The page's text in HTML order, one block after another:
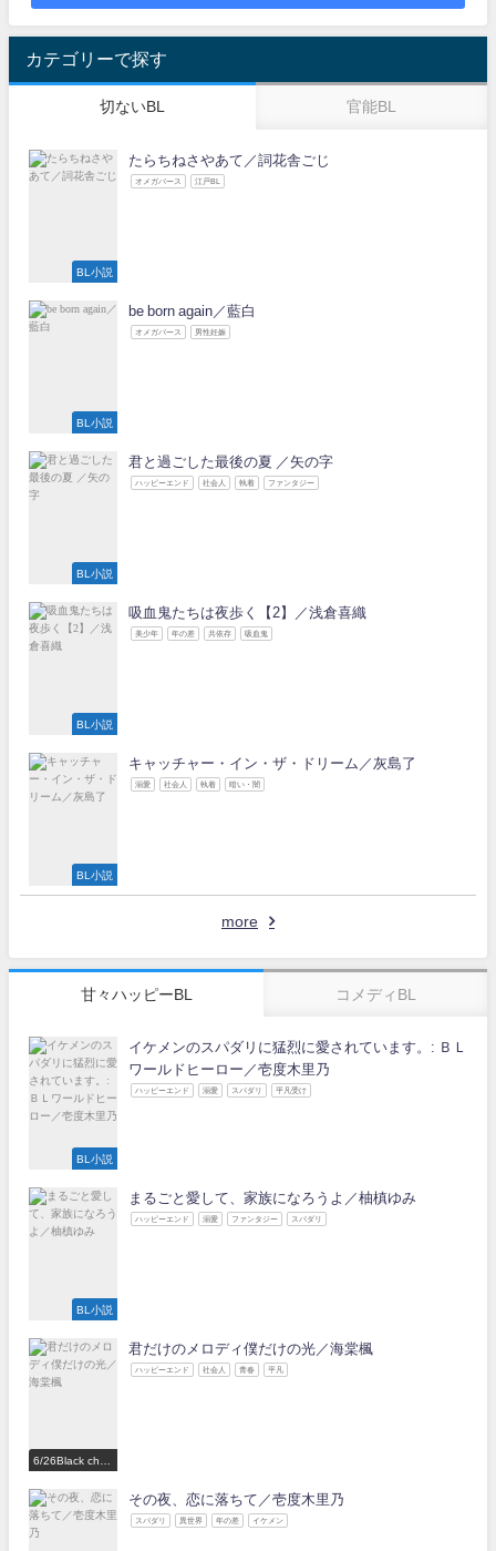
カテゴリーで探す
切ないBL 官能BL
BL小説
たらちねさやあて／詞花舎ごじ
オメガバース 江戸BL
BL小説
be born again／藍白
オメガバース 男性妊娠
BL小説
君と過ごした最後の夏 ／矢の字
ハッピーエンド 社会人 執着 ファンタジー
BL小説
吸血鬼たちは夜歩く【2】／浅倉喜織
美少年 年の差 共依存 吸血鬼
BL小説
キャッチャー・イン・ザ・ドリーム／灰島了
溺愛 社会人 執着 暗い・闇
more
甘々ハッピーBL コメディBL
BL小説
イケメンのスパダリに猛烈に愛されています。: ＢＬ
ワールドヒーロー／壱度木里乃
ハッピーエンド 溺愛 スパダリ 平凡受け
BL小説
まるごと愛して、家族になろうよ／柚槙ゆみ
ハッピーエンド 溺愛 ファンタジー スパダリ
6/26Black choc
加作家
君だけのメロディ僕だけの光／海棠楓
ハッピーエンド 社会人 青春 平凡
その夜、恋に落ちて／壱度木里乃
スパダリ 異世界 年の差 イケメン